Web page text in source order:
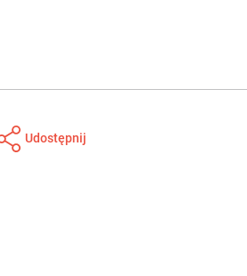
Udostępnij